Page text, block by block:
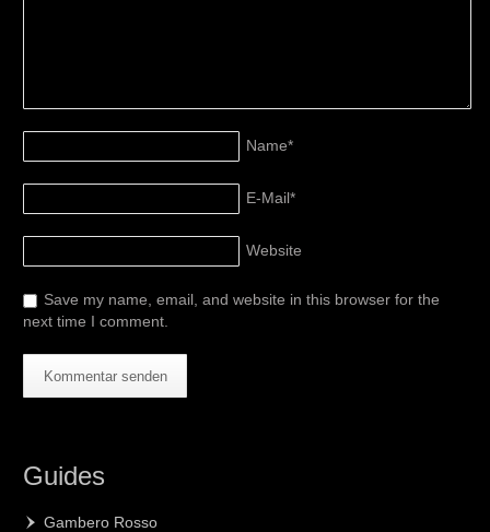
Name*
E-Mail*
Website
Save my name, email, and website in this browser for the
next time I comment.
Guides
Gambero Rosso